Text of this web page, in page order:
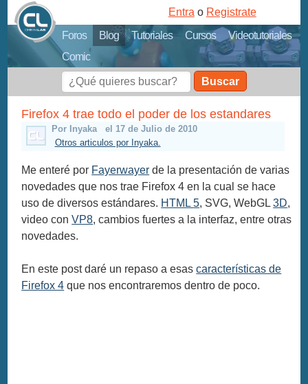
Foros Blog Tutoriales Cursos
Videotutoriales
Comic
Entra o Registrate
Buscar
Firefox 4 trae todo el poder de los estandares
Por Inyaka
el 17 de Julio de 2010
Otros articulos por Inyaka.
Me enteré por Fayerwayer de la presentación de varias
novedades que nos trae Firefox 4 en la cual se hace
uso de diversos estándares. HTML 5, SVG, WebGL3D,
video conVP8, cambios fuertes a la interfaz, entre otras
novedades.
En este post daré un repaso a esascaracterísticas de
Firefox 4 que nos encontraremos dentro de poco.